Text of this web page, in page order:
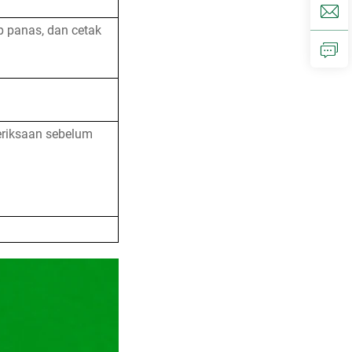
panas, dan cetak
sebelum